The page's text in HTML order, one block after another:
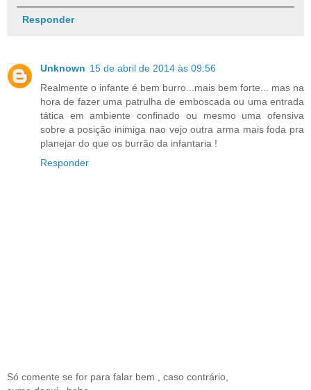
Responder
Unknown 15 de abril de 2014 às 09:56
Realmente o infante é bem burro...mais bem forte... mas na
hora de fazer uma patrulha de emboscada ou uma entrada
tática em ambiente confinado ou mesmo uma ofensiva
sobre a posição inimiga nao vejo outra arma mais foda pra
planejar do que os burrão da infantaria !
Responder
Só comente se for para falar bem , caso contrário,